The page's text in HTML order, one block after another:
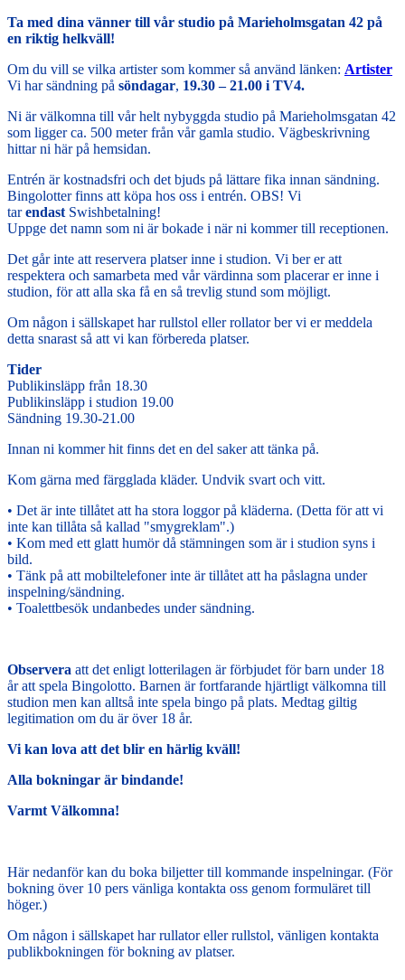
Ta med dina vänner till vår studio på Marieholmsgatan 42 på
en riktig helkväll!
Om du vill se vilka artister som kommer så använd länken: Artister
Vi har sändning på söndagar, 19.30 – 21.00 i TV4.
Ni är välkomna till vår helt nybyggda studio på Marieholmsgatan 42
som ligger ca. 500 meter från vår gamla studio. Vägbeskrivning
hittar ni här på hemsidan.
Entrén är kostnadsfri och det bjuds på lättare fika innan sändning.
Bingolotter finns att köpa hos oss i entrén. OBS! Vi
tarendast Swishbetalning!
Uppge det namn som ni är bokade i när ni kommer till receptionen.
Det går inte att reservera platser inne i studion. Vi ber er att
respektera och samarbeta med vår värdinna som placerar er inne i
studion, för att alla ska få en så trevlig stund som möjligt.
Om någon i sällskapet har rullstol eller rollator ber vi er meddela
detta snarast så att vi kan förbereda platser.
Tider
Publikinsläpp från 18.30
Publikinsläpp i studion 19.00
Sändning 19.30-21.00
Innan ni kommer hit finns det en del saker att tänka på.
Kom gärna med färgglada kläder. Undvik svart och vitt.
• Det är inte tillåtet att ha stora loggor på kläderna. (Detta för att vi
inte kan tillåta så kallad "smygreklam".)
• Kom med ett glatt humör då stämningen som är i studion syns i
bild.
• Tänk på att mobiltelefoner inte är tillåtet att ha påslagna under
inspelning/sändning.
• Toalettbesök undanbedes under sändning.
Observera att det enligt lotterilagen är förbjudet för barn under 18
år att spela Bingolotto. Barnen är fortfarande hjärtligt välkomna till
studion men kan alltså inte spela bingo på plats. Medtag giltig
legitimation om du är över 18 år.
Vi kan lova att det blir en härlig kväll!
Alla bokningar är bindande!
Varmt Välkomna!
Här nedanför kan du boka biljetter till kommande inspelningar. (För
bokning över 10 pers vänliga kontakta oss genom formuläret till
höger.)
Om någon i sällskapet har rullator eller rullstol, vänligen kontakta
publikbokningen för bokning av platser.